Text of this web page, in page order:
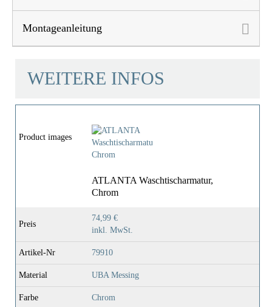
Montageanleitung
WEITERE INFOS
Product images
ATLANTA Waschtischarmatur,
Chrom
Preis
74,99 €
inkl. MwSt.
Artikel-Nr 79910
Material UBA Messing
Farbe Chrom